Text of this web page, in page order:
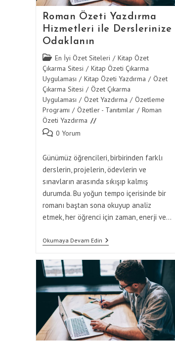
Roman Özeti Yazdırma
Hizmetleri ile Derslerinize
Odaklanın
Post
category:
En İyi Özet Siteleri / Kitap Özet
Çıkarma Sitesi / Kitap Özeti Çıkarma
Uygulaması / Kitap Özeti Yazdırma / Özet
Çıkarma Sitesi / Özet Çıkarma
Uygulaması / Özet Yazdırma / Özetleme
Programı / Özetler - Tanıtımlar / Roman
Özeti Yazdırma
Post 0 Yorum
Günümüz öğrencileri, birbirinden farklı
derslerin, projelerin, ödevlerin ve
sınavların arasında sıkışıp kalmış
durumda. Bu yoğun tempo içerisinde bir
romanı baştan sona okuyup analiz
etmek, her öğrenci için zaman, enerji ve…
Okumaya Devam EdinRoman
Hizmetleri
Ile
Derslerinize
Odaklanın